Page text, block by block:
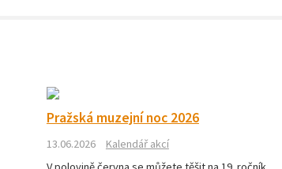
Pražská muzejní noc 2026
13.06.2026
Kalendář akcí